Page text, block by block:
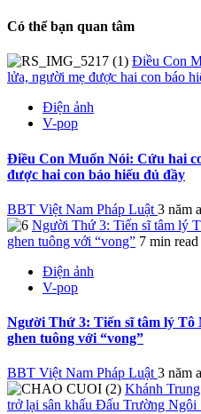
Có thể bạn quan tâm
Điều Con
lửa, người mẹ được hai con báo
Điện ảnh
V-pop
Điều Con Muốn Nói: Cứu hai
được hai con báo hiếu đủ đầy
BBT Việt Nam Pháp Luật 3 năm
Người Thứ 3: Tiến sĩ tâm lý
ghen tuông với “vong” 7 min read
Điện ảnh
V-pop
Người Thứ 3: Tiến sĩ tâm lý Tô
ghen tuông với “vong”
BBT Việt Nam Pháp Luật3 năm
Khánh
trở lại sân khấu Đấu Trường Ngôi